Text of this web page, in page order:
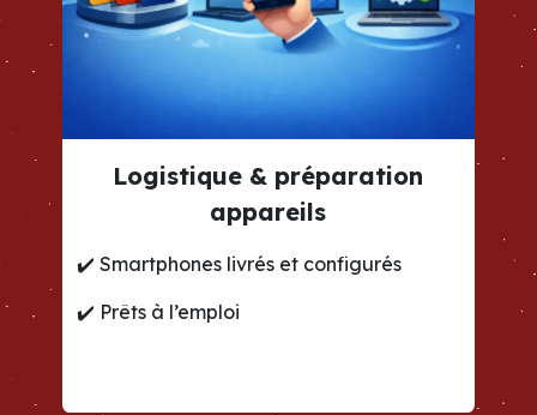
Logistique & préparation
appareils
✔️Smartphones livrés et configurés
✔️ Prêts à l’emploi